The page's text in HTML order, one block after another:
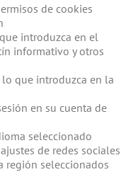
de cookies
introduzca en el
informativo y otros
que introduzca en la
en su cuenta de
seleccionado
de redes sociales
región seleccionados